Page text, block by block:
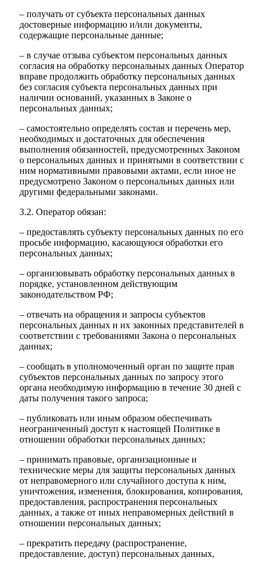
– получать от субъекта персональных данных
достоверные информацию и/или документы,
содержащие персональные данные;
– в случае отзыва субъектом персональных данных
согласия на обработку персональных данных Оператор
вправе продолжить обработку персональных данных
без согласия субъекта персональных данных при
наличии оснований, указанных в Законе о
персональных данных;
– самостоятельно определять состав и перечень мер,
необходимых и достаточных для обеспечения
выполнения обязанностей, предусмотренных Законом
о персональных данных и принятыми в соответствии с
ним нормативными правовыми актами, если иное не
предусмотрено Законом о персональных данных или
другими федеральными законами.
3.2. Оператор обязан:
– предоставлять субъекту персональных данных по его
просьбе информацию, касающуюся обработки его
персональных данных;
– организовывать обработку персональных данных в
порядке, установленном действующим
законодательством РФ;
– отвечать на обращения и запросы субъектов
персональных данных и их законных представителей в
соответствии с требованиями Закона о персональных
данных;
– сообщать в уполномоченный орган по защите прав
субъектов персональных данных по запросу этого
органа необходимую информацию в течение 30 дней с
даты получения такого запроса;
– публиковать или иным образом обеспечивать
неограниченный доступ к настоящей Политике в
отношении обработки персональных данных;
– принимать правовые, организационные и
технические меры для защиты персональных данных
от неправомерного или случайного доступа к ним,
уничтожения, изменения, блокирования, копирования,
предоставления, распространения персональных
данных, а также от иных неправомерных действий в
отношении персональных данных;
– прекратить передачу (распространение,
предоставление, доступ) персональных данных,